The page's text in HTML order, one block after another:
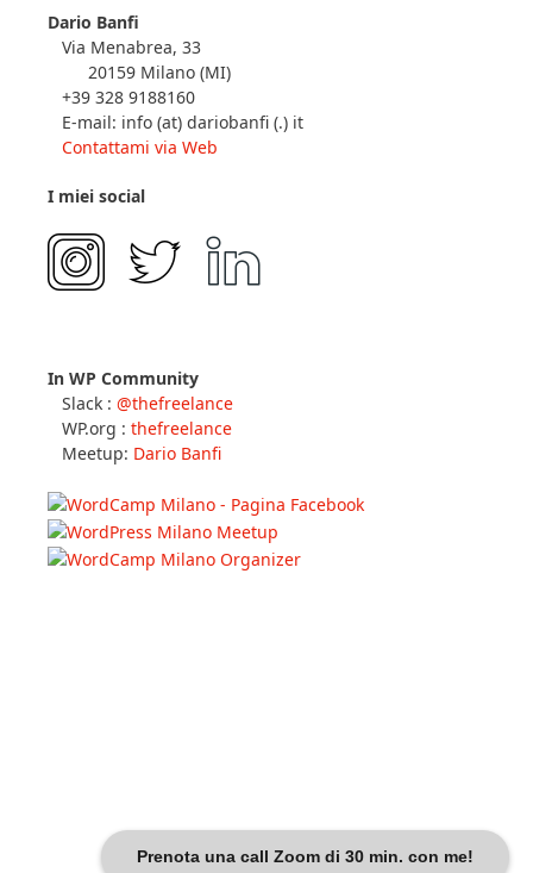
Prenota una call Zoom di 30 min. con me!
Dario Banfi
Via Menabrea, 33
20159 Milano (MI)
+39 328 9188160
E-mail: info (at) dariobanfi (.) it
Contattami via Web
I miei social
In WP Community
Slack : @thefreelance
WP.org : thefreelance
Meetup: Dario Banfi